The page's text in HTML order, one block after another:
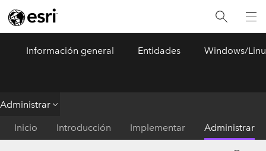
Información general Entidades Windows/
Administrar
Inicio Introducción Implementar Administrar